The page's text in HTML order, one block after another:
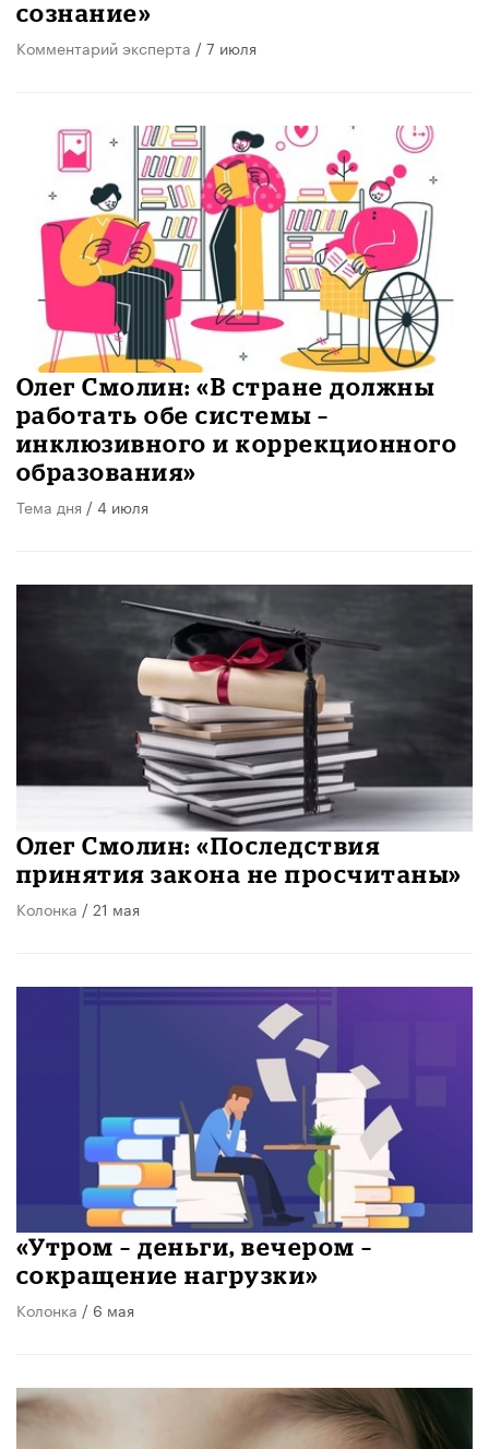
сознание»
Комментарий эксперта / 7 июля
Олег Смолин: «В стране должны
работать обе системы –
инклюзивного и коррекционного
образования»
Тема дня / 4 июля
Олег Смолин: «Последствия
принятия закона не просчитаны»
Колонка / 21 мая
«Утром – деньги, вечером –
сокращение нагрузки»
Колонка / 6 мая